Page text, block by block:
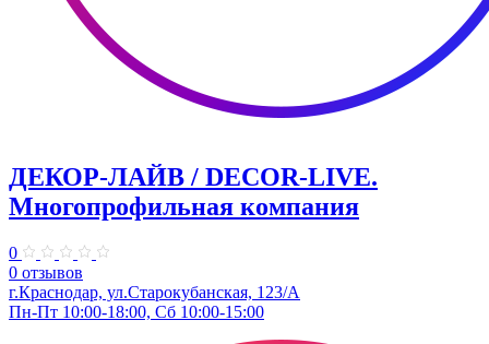
ДЕКОР-ЛАЙВ / DECOR-LIVE.
Многопрофильная компания
0
0 отзывов
г.Краснодар, ул.Старокубанская, 123/А
Пн-Пт 10:00-18:00, Сб 10:00-15:00